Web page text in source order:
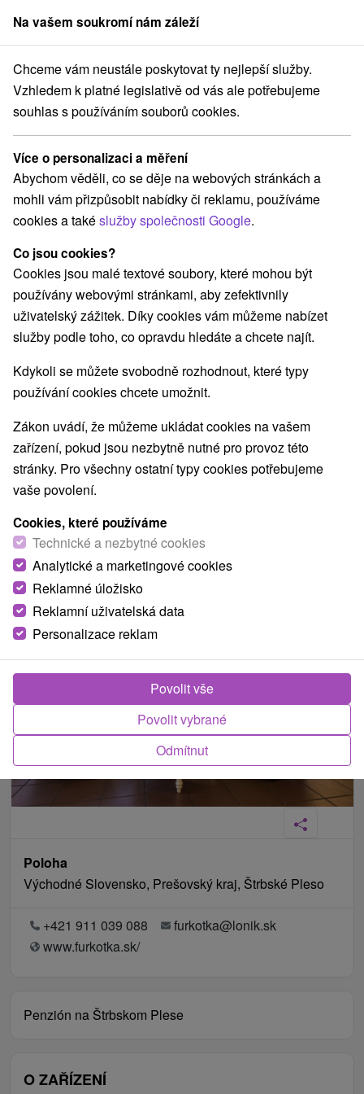
člen skupinySorger
Prešovský kraj Štrbské Pleso Penzión Furkotka Vysoké Tatry
Penzión Furkotka Vysoké Tatry
Štrbské Pleso
Rezervovat přes booking
REZERVACE A VÝBĚR POBYTU
Kontaktujte přímo ubytovatele.
Navigovat do místa
O ZAŘÍZENÍ VYBAVENÍ
Poloha
Východné Slovensko, Prešovský kraj, Štrbské Pleso
+421 911 039 088
furkotka@lonik.sk
www.furkotka.sk/
Penzión na Štrbskom Plese
O ZAŘÍZENÍ
Na vašem soukromí nám záleží
Chceme vám neustále poskytovat ty nejlepší služby.
Vzhledem k platné legislativě od vás ale potřebujeme
souhlas s používáním souborů cookies.
Více o personalizaci a měření
Abychom věděli, co se děje na webových stránkách a
mohli vám přizpůsobit nabídky či reklamu, používáme
cookies a takéslužby společnosti Google.
Co jsou cookies?
Cookies jsou malé textové soubory, které mohou být
používány webovými stránkami, aby zefektivnily
uživatelský zážitek. Díky cookies vám můžeme nabízet
služby podle toho, co opravdu hledáte a chcete najít.
Kdykoli se můžete svobodně rozhodnout, které typy
používání cookies chcete umožnit.
Zákon uvádí, že můžeme ukládat cookies na vašem
zařízení, pokud jsou nezbytně nutné pro provoz této
stránky. Pro všechny ostatní typy cookies potřebujeme
vaše povolení.
Cookies, které používáme
Technické a nezbytné cookies
Analytické a marketingové cookies
Reklamné úložisko
Reklamní uživatelská data
Personalizace reklam
Odmítnut
Povolit vybrané
Povolit vše